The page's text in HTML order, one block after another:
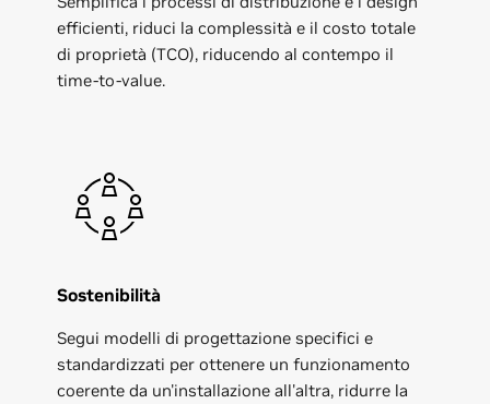
efficienti, riduci la complessità e il costo totale
di proprietà (TCO), riducendo al contempo il
time-to-value.
Sostenibilità
Segui modelli di progettazione specifici e
standardizzati per ottenere un funzionamento
coerente da un'installazione all'altra, ridurre la